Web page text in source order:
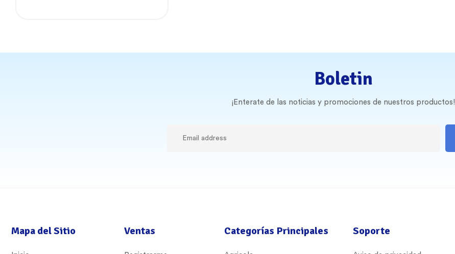
Boletin
¡Enterate de las noticias y promociones de nuestros productos!
Mapa del Sitio Ventas Categorías Principales Soporte